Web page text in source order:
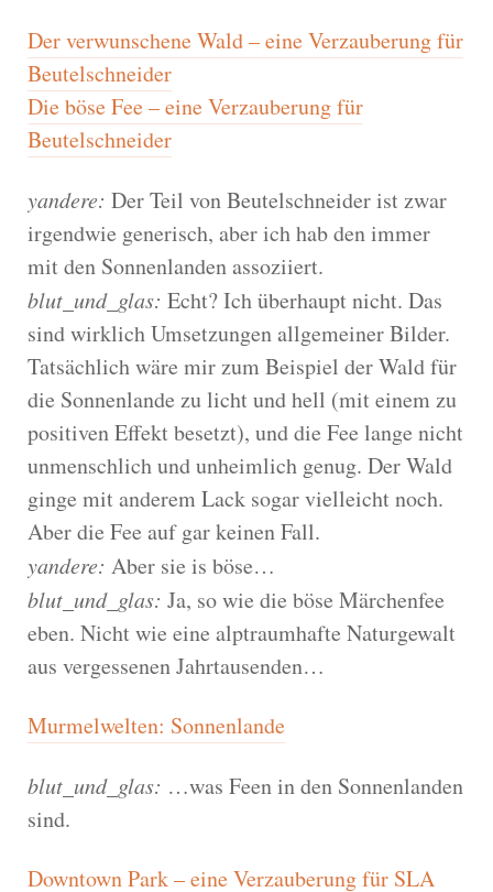
Der verwunschene Wald – eine Verzauberung für
Beutelschneider
Die böse Fee – eine Verzauberung für
Beutelschneider
yandere: Der Teil von Beutelschneider ist zwar
irgendwie generisch, aber ich hab den immer
mit den Sonnenlanden assoziiert.
blut_und_glas: Echt? Ich überhaupt nicht. Das
sind wirklich Umsetzungen allgemeiner Bilder.
Tatsächlich wäre mir zum Beispiel der Wald für
die Sonnenlande zu licht und hell (mit einem zu
positiven Effekt besetzt), und die Fee lange nicht
unmenschlich und unheimlich genug. Der Wald
ginge mit anderem Lack sogar vielleicht noch.
Aber die Fee auf gar keinen Fall.
yandere: Aber sie is böse…
blut_und_glas: Ja, so wie die böse Märchenfee
eben. Nicht wie eine alptraumhafte Naturgewalt
aus vergessenen Jahrtausenden…
Murmelwelten: Sonnenlande
blut_und_glas: …was Feen in den Sonnenlanden
sind.
Downtown Park – eine Verzauberung für SLA